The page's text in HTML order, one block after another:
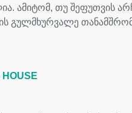
ამიტომ, თუ შეფუთვის
გულმხურვალე